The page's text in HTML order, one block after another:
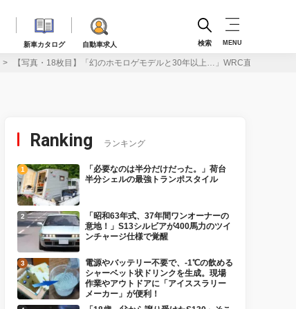
新車カタログ 自動車求人 検索 MENU
【写真・18枚目】「幻のホモロゲモデルと30年以上…」WRC直系ST185
Ranking ランキング
「必要なのは半分だけだった。」荷台
半分シェルの最強トランポスタイル
「昭和63年式、37年間ワンオーナーの
意地！」S13シルビアが400馬力のツイ
ンチャージ仕様で覚醒
電源やバッテリー不要で、-1℃の飲める
シャーベット状ドリンクを生成。現場
作業やアウトドアに「アイススラリー
メーカー」が便利！